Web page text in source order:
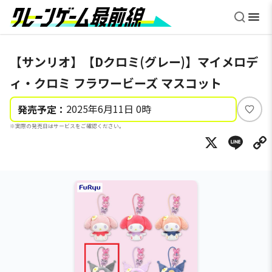
【サンリオ】【Dクロミ(グレー)】マイメロデ
ィ・クロミ フラワービーズ マスコット
発売予定： 2025年6月11日 0時
※実際の発売日はサービスをご確認ください。
い
ね
X